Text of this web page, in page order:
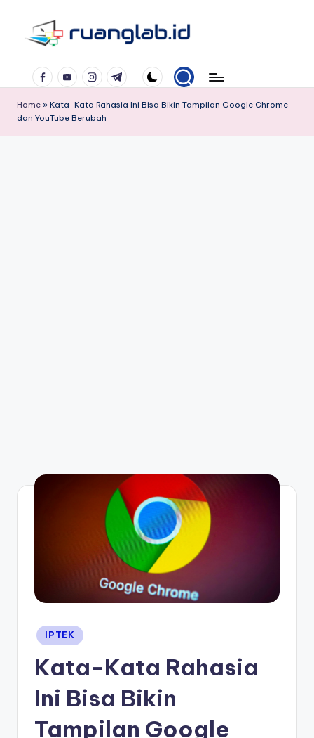
Klik
Banyak
Manfaat
FacebookYouTubeInstagramTelegram
Home » Kata-Kata Rahasia Ini Bisa Bikin Tampilan Google Chrome
dan YouTube Berubah
Posted
in
IPTEK
Kata-Kata Rahasia
Ini Bisa Bikin
Tampilan Google